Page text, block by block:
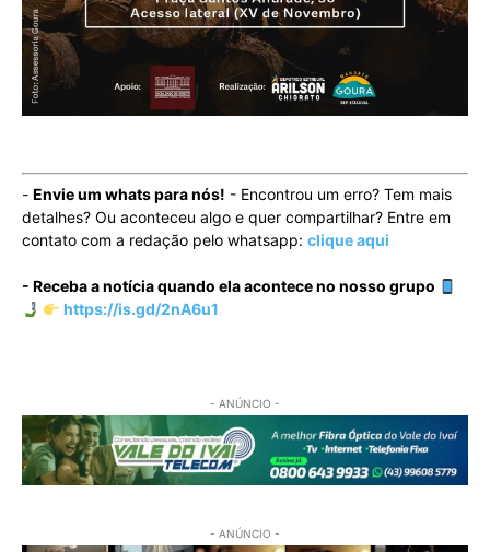
- Envie um whats para nós! - Encontrou um erro? Tem mais
detalhes? Ou aconteceu algo e quer compartilhar? Entre em
contato com a redação pelo whatsapp: clique aqui
- Receba a notícia quando ela acontece no nosso grupo
https://is.gd/2nA6u1
- ANÚNCIO -
- ANÚNCIO -